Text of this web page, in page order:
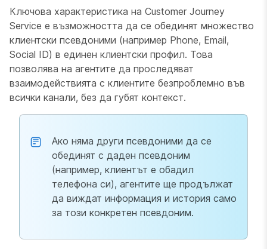
Ключова характеристика на Customer Journey
Service е възможността да се обединят множество
клиентски псевдоними (например Phone, Email,
Social ID) в единен клиентски профил. Това
позволява на агентите да проследяват
взаимодействията с клиентите безпроблемно във
всички канали, без да губят контекст.
Ако няма други псевдоними да се
обединят с даден псевдоним
(например, клиентът е обадил
телефона си), агентите ще продължат
да виждат информация и история само
за този конкретен псевдоним.